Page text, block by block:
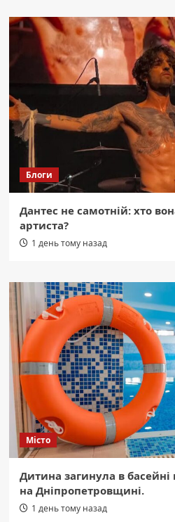
Блоги
Дантес не самотній: хто
артиста?
1 день тому назад
Місто
Дитина загинула в басейні
на Дніпропетровщині.
1 день тому назад